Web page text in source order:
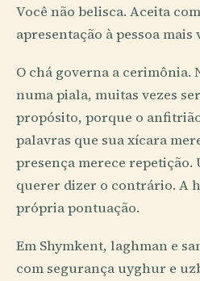
Você não belisca. Aceita
apresentação à pessoa mais
O chá governa a cerimônia.
numa piala, muitas vezes
propósito, porque o
palavras que sua xícara
presença merece repetição.
querer dizer o contrário. A
própria pontuação.
Em Shymkent, laghman e
com segurança uyghur e